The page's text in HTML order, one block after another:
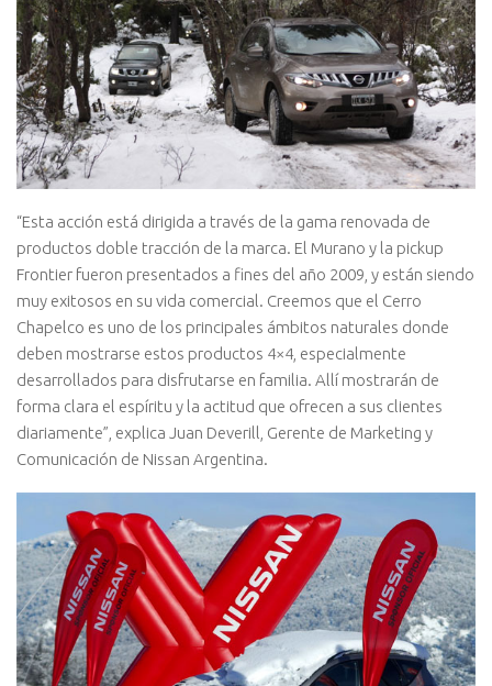
“Esta acción está dirigida a través de la gama renovada de
productos doble tracción de la marca. El Murano y la pickup
Frontier fueron presentados a fines del año 2009, y están siendo
muy exitosos en su vida comercial. Creemos que el Cerro
Chapelco es uno de los principales ámbitos naturales donde
deben mostrarse estos productos 4×4, especialmente
desarrollados para disfrutarse en familia. Allí mostrarán de
forma clara el espíritu y la actitud que ofrecen a sus clientes
diariamente”, explica Juan Deverill, Gerente de Marketing y
Comunicación de Nissan Argentina.